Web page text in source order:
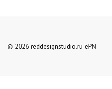
© 2026 reddesignstudio.ru ePN